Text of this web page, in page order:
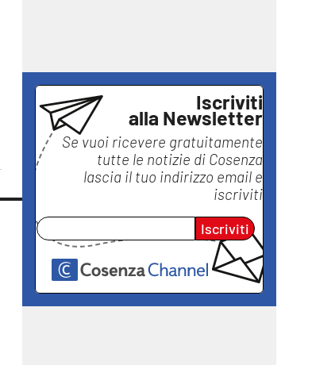
Iscriviti
alla Newsletter
Se vuoi ricevere gratuitamente
tutte le notizie di Cosenza
lascia il tuo indirizzo email e
iscriviti
Iscriviti
lacplay.it
lactv.it
laconair.it
lacitymag.it
lacapitalenews.it
ilvibonese.it
catanzarochannel.it